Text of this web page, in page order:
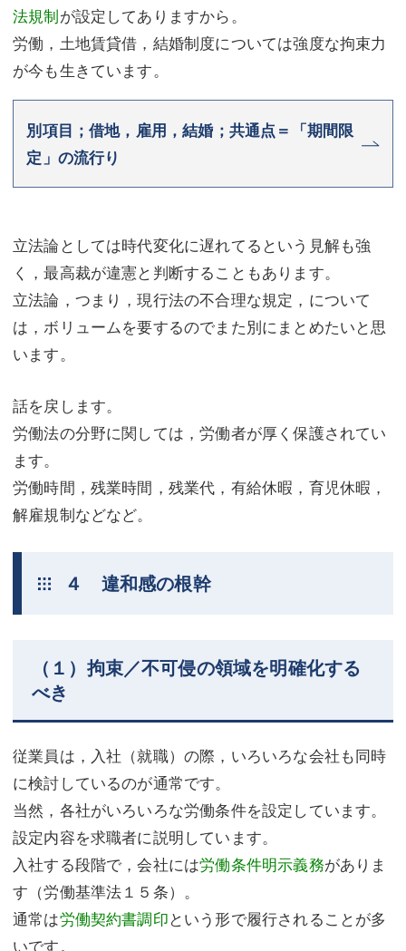
法規制が設定してありますから。
労働，土地賃貸借，結婚制度については強度な拘束力
が今も生きています。
別項目；借地，雇用，結婚；共通点＝「期間限
定」の流行り
立法論としては時代変化に遅れてるという見解も強
く，最高裁が違憲と判断することもあります。
立法論，つまり，現行法の不合理な規定，について
は，ボリュームを要するのでまた別にまとめたいと思
います。
話を戻します。
労働法の分野に関しては，労働者が厚く保護されてい
ます。
労働時間，残業時間，残業代，有給休暇，育児休暇，
解雇規制などなど。
４ 違和感の根幹
（１）拘束／不可侵の領域を明確化する
べき
従業員は，入社（就職）の際，いろいろな会社も同時
に検討しているのが通常です。
当然，各社がいろいろな労働条件を設定しています。
設定内容を求職者に説明しています。
入社する段階で，会社には労働条件明示義務がありま
す（労働基準法１５条）。
通常は労働契約書調印という形で履行されることが多
いです。